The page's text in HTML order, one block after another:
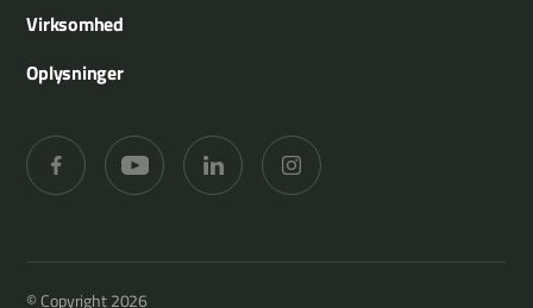
Træbeskæring
Hækklipning
Slagleklippere
Kommuner
Skovbrug
Frugtplantager
Virksomhed
Om os
Reservedele
Support
Kontakt
Media
Oplysninger
DK-6000 Kolding
+45 7555 3644
© Copyright 2026